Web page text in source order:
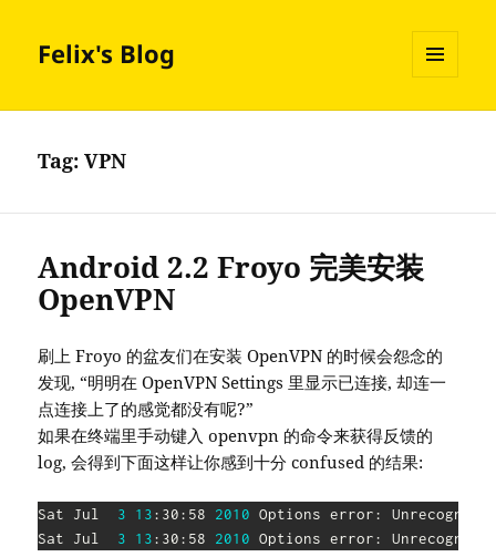
Felix's Blog
AND
Tag:VPN
Android 2.2 Froyo 完美安装
OpenVPN
刷上 Froyo 的盆友们在安装 OpenVPN 的时候会怨念的
发现, “明明在 OpenVPN Settings 里显示已连接, 却连一
点连接上了的感觉都没有呢?”
如果在终端里手动键入 openvpn 的命令来获得反馈的
log, 会得到下面这样让你感到十分 confused 的结果:
Sat Jul 3 13:30:58 2010 Options error:
Sat Jul 3 13:30:58 2010 Options error: